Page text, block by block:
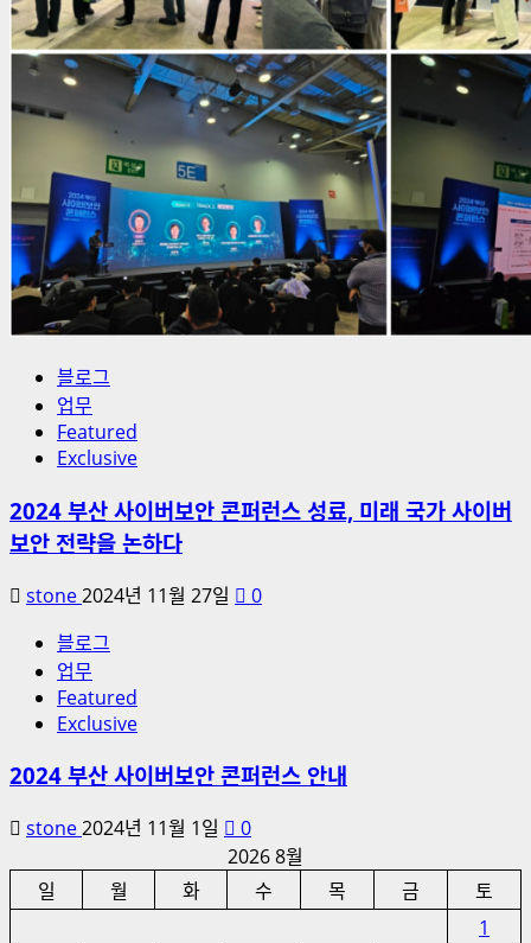
블로그
업무
Featured
Exclusive
2024 부산 사이버보안 콘퍼런스 성료, 미래 국가 사이버
보안 전략을 논하다
stone2024년 11월 27일
0
블로그
업무
Featured
Exclusive
2024 부산 사이버보안 콘퍼런스 안내
stone2024년 11월 1일
0
2026 8월
일
월 화 수 목 금
토
1